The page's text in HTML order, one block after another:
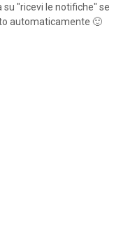
"ricevi le notifiche" se
automaticamente 🙂